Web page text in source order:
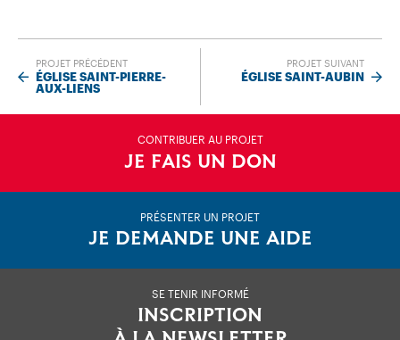
PROJET PRÉCÉDENT
ÉGLISE SAINT-PIERRE-
AUX-LIENS
PROJET SUIVANT
ÉGLISE SAINT-AUBIN
CONTRIBUER AU PROJET
JE FAIS UN DON
PRÉSENTER UN PROJET
JE DEMANDE UNE AIDE
SE TENIR INFORMÉ
INSCRIPTION